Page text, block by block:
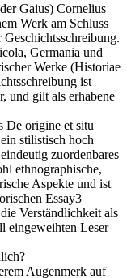
Gaius) Cornelius
Werk am Schluss
Germania und
Werke (Historiae
ist
und gilt als erhabene
De origine et situ
stilistisch hoch
zuordenbares
ethnographische,
Aspekte und ist
Essay3
Verständlichkeit als
eingeweihten Leser
Augenmerk auf